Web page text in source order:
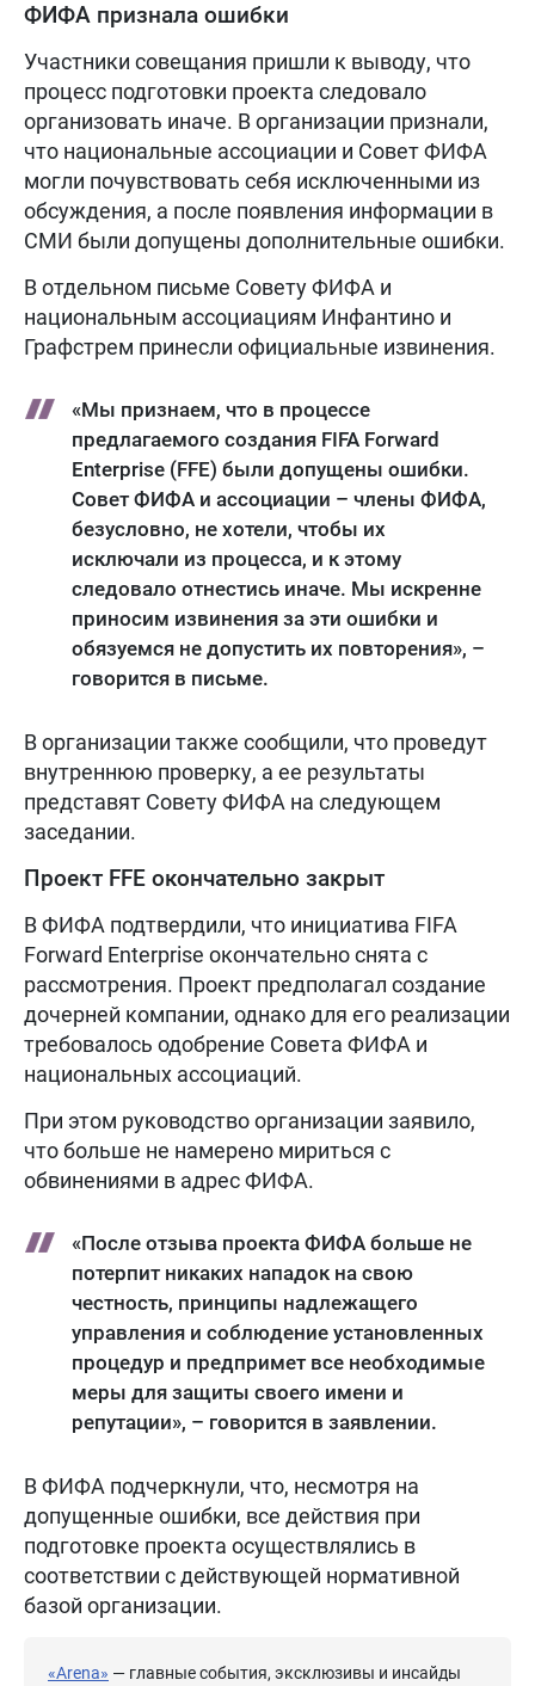
ФИФА признала ошибки
Участники совещания пришли к выводу, что
процесс подготовки проекта следовало
организовать иначе. В организации признали,
что национальные ассоциации и Совет ФИФА
могли почувствовать себя исключенными из
обсуждения, а после появления информации в
СМИ были допущены дополнительные ошибки.
В отдельном письме Совету ФИФА и
национальным ассоциациям Инфантино и
Графстрем принесли официальные извинения.
«Мы признаем, что в процессе
предлагаемого создания FIFA Forward
Enterprise (FFE) были допущены ошибки.
Совет ФИФА и ассоциации – члены ФИФА,
безусловно, не хотели, чтобы их
исключали из процесса, и к этому
следовало отнестись иначе. Мы искренне
приносим извинения за эти ошибки и
обязуемся не допустить их повторения», –
говорится в письме.
В организации также сообщили, что проведут
внутреннюю проверку, а ее результаты
представят Совету ФИФА на следующем
заседании.
Проект FFE окончательно закрыт
В ФИФА подтвердили, что инициатива FIFA
Forward Enterprise окончательно снята с
рассмотрения. Проект предполагал создание
дочерней компании, однако для его реализации
требовалось одобрение Совета ФИФА и
национальных ассоциаций.
При этом руководство организации заявило,
что больше не намерено мириться с
обвинениями в адрес ФИФА.
«После отзыва проекта ФИФА больше не
потерпит никаких нападок на свою
честность, принципы надлежащего
управления и соблюдение установленных
процедур и предпримет все необходимые
меры для защиты своего имени и
репутации», – говорится в заявлении.
В ФИФА подчеркнули, что, несмотря на
допущенные ошибки, все действия при
подготовке проекта осуществлялись в
соответствии с действующей нормативной
базой организации.
«Arena» — главные события, эксклюзивы и инсайды